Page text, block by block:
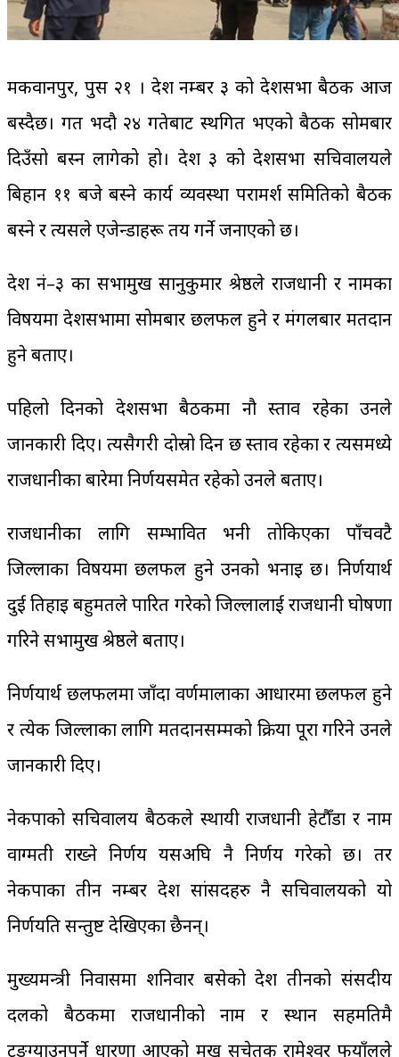
मकवानपुर, पुस २१ । प्रदेश नम्बर ३ को प्रदेशसभा बैठक आज
बस्दैछ। गत भदौ २४ गतेबाट स्थगित भएको बैठक सोमबार
दिउँसो बस्न लागेको हो। प्रदेश ३ को प्रदेशसभा सचिवालयले
बिहान ११ बजे बस्ने कार्य व्यवस्था परामर्श समितिको बैठक
बस्ने र त्यसले एजेन्डाहरू तय गर्ने जनाएको छ।
प्रदेश नं–३ का सभामुख सानुकुमार श्रेष्ठले राजधानी र नामका
विषयमा प्रदेशसभामा सोमबार छलफल हुने र मंगलबार मतदान
हुने बताए।
पहिलो दिनको प्रदेशसभा बैठकमा नौ प्रस्ताव रहेका उनले
जानकारी दिए। त्यसैगरी दोस्रो दिन छ प्रस्ताव रहेका र त्यसमध्ये
राजधानीका बारेमा निर्णयसमेत रहेको उनले बताए।
राजधानीका लागि सम्भावित भनी तोकिएका पाँचवटै
जिल्लाका विषयमा छलफल हुने उनको भनाइ छ। निर्णयार्थ
दुई तिहाइ बहुमतले पारित गरेको जिल्लालाई राजधानी घोषणा
गरिने सभामुख श्रेष्ठले बताए।
निर्णयार्थ छलफलमा जाँदा वर्णमालाका आधारमा छलफल हुने
र प्रत्येक जिल्लाका लागि मतदानसम्मको प्रक्रिया पूरा गरिने उनले
जानकारी दिए।
नेकपाको सचिवालय बैठकले स्थायी राजधानी हेटौँडा र नाम
वाग्मती राख्ने निर्णय यसअघि नै निर्णय गरेको छ। तर
नेकपाका तीन नम्बर प्रदेश सांसदहरु नै सचिवालयको यो
निर्णयप्रति सन्तुष्ट देखिएका छैनन्।
मुख्यमन्त्री निवासमा शनिवार बसेको प्रदेश तीनको संसदीय
दलको बैठकमा राजधानीको नाम र स्थान सहमतिमै
टुङ्ग्याउनुपर्ने धारणा आएको प्रमुख सचेतक रामेश्वर फुयाँलले